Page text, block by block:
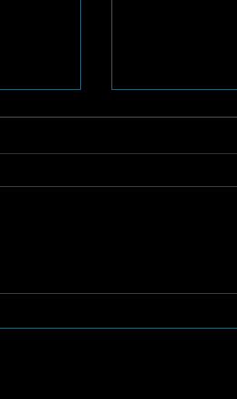
Women’s Day